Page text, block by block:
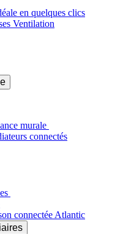
en quelques clics
Ventilation
murale
connectés
connectée Atlantic